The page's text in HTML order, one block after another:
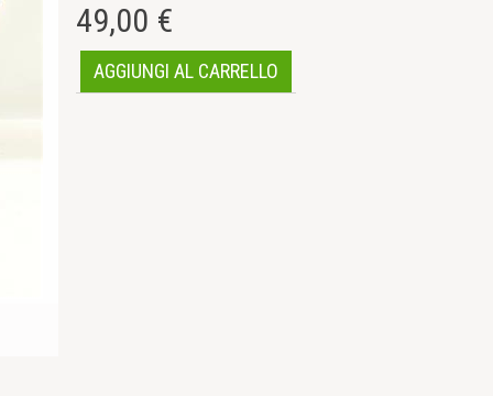
49,00 €
AGGIUNGI AL CARRELLO